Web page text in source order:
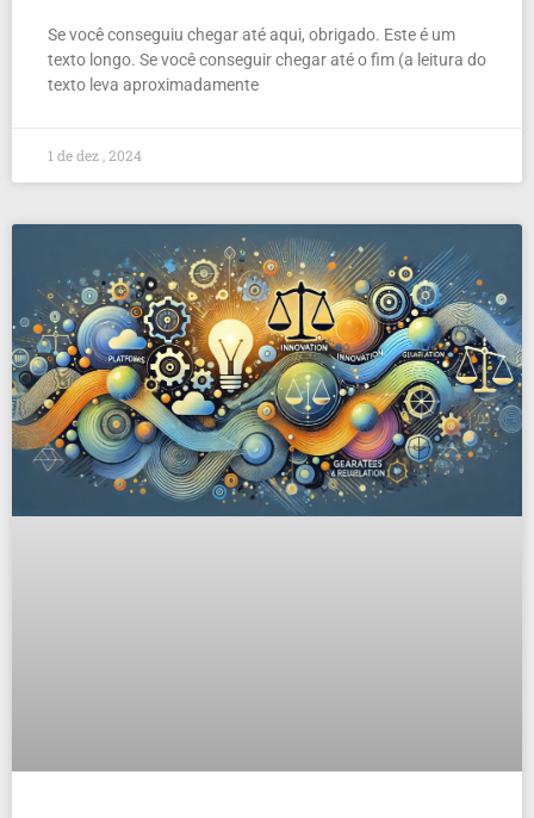
Se você conseguiu chegar até aqui, obrigado. Este é um
texto longo. Se você conseguir chegar até o fim (a leitura do
texto leva aproximadamente
1 de dez , 2024